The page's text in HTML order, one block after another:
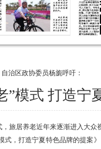
自治区政协委员杨旎呼吁：
”模式 打造宁
旅居养老近年来逐渐进入大众
式，打造宁夏特色品牌的提案